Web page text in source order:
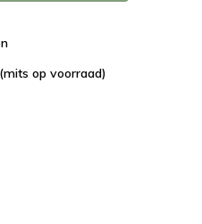
op voorraad)